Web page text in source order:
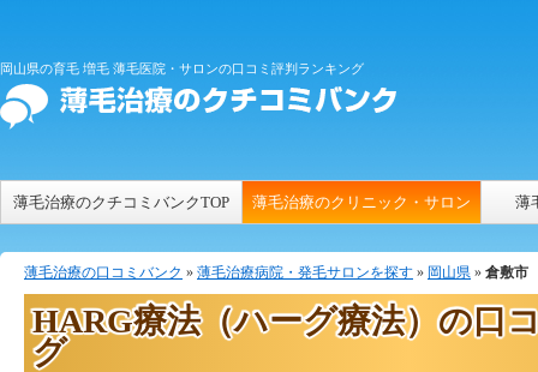
岡山県の育毛 増毛 薄毛医院・サロンの口コミ評判ランキング
薄毛治療のクチコミバンクTOP 薄毛治療のクリニック・サロン 薄
薄毛治療の口コミバンク » 薄毛治療病院・発毛サロンを探す » 岡山県 » 倉敷市
HARG療法（ハーグ療法）の口
グ